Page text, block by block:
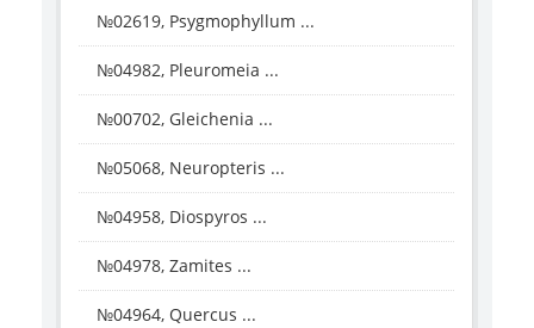
№02619, Psygmophyllum ...
№04982, Pleuromeia ...
№00702, Gleichenia ...
№05068, Neuropteris ...
№04958, Diospyros ...
№04978, Zamites ...
№04964, Quercus ...